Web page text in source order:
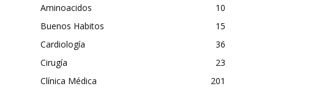
Aminoacidos
10
Buenos Habitos
15
Cardiología
36
Cirugía
23
Clínica Médica
201